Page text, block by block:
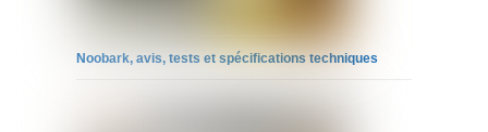
Noobark, avis, tests et spécifications techniques